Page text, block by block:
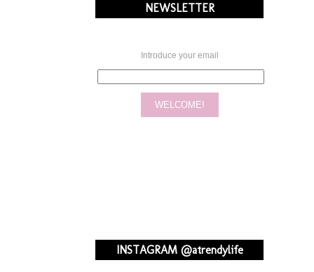
NEWSLETTER
Introduce your email
INSTAGRAM @atrendylife